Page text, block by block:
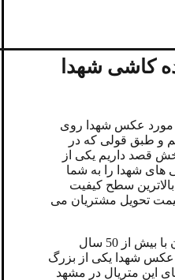
کاشی شهدا
مورد عکس شهدا روی
و طبق قولی که در
قصد داریم یکی از
های شهدا را به شما
سطح کیفیت
تحویل مشتریان می
گروه معماری اسلامی آرچی لرن با بیش از 50 سال
عکس شهدا یکی از بزرگ
این متریال در مشهد